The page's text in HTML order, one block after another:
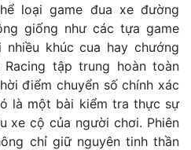
loại game đua xe đường
giống như các tựa game
khúc cua hay chướng
tập trung hoàn toàn
điểm chuyển số chính xác
là một bài kiểm tra thực sự
xe cộ của người chơi. Phiên
chỉ giữ nguyên tinh thần